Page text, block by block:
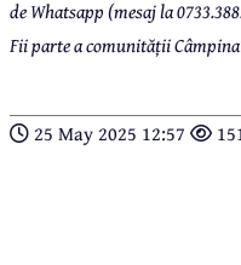
de Whatsapp (mesaj la
Fii parte a comunității
25 May 2025 12:57